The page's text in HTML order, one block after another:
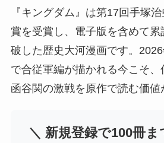
『キングダム』は第17回手塚
賞を受賞し、電子版を含めて
破した歴史大河漫画です。
で合従軍編が描かれる今こそ、
函谷関の激戦を原作で読む価値
＼ 新規登録で100冊ま